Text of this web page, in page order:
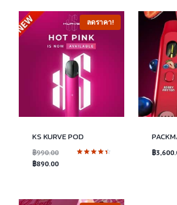
ลดราคา!
KS KURVE POD
฿990.00Original
price
฿890.00Current
฿